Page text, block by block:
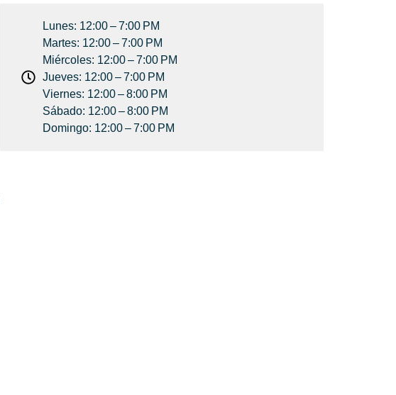
Lunes: 12:00 – 7:00 PM
Martes: 12:00 – 7:00 PM
Miércoles: 12:00 – 7:00 PM
Jueves: 12:00 – 7:00 PM
Viernes: 12:00 – 8:00 PM
Sábado: 12:00 – 8:00 PM
Domingo: 12:00 – 7:00 PM